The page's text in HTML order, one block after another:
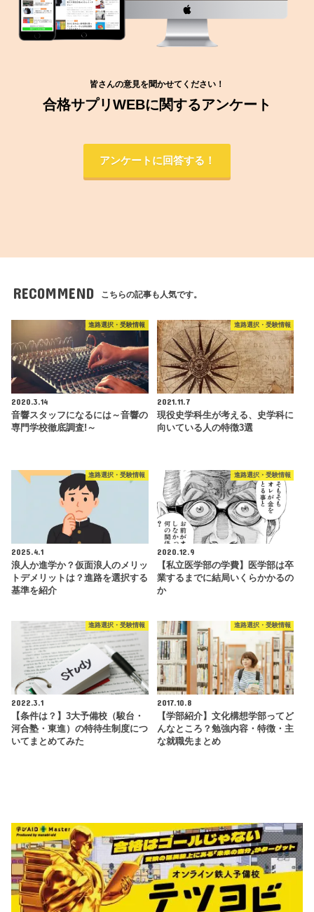
皆さんの意見を聞かせてください！
合格サプリWEBに関するアンケート
アンケートに回答する！
RECOMMEND こちらの記事も人気です。
進路選択・受験情報
2020.3.14
音響スタッフになるには～音響の
専門学校徹底調査!～
進路選択・受験情報
2021.11.7
現役史学科生が考える、史学科に
向いている人の特徴3選
進路選択・受験情報
2025.4.1
浪人か進学か？仮面浪人のメリッ
トデメリットは？進路を選択する
基準を紹介
進路選択・受験情報
2020.12.9
【私立医学部の学費】医学部は卒
業するまでに結局いくらかかるの
か
進路選択・受験情報
2022.3.1
【条件は？】3大予備校（駿台・
河合塾・東進）の特待生制度につ
いてまとめてみた
進路選択・受験情報
2017.10.8
【学部紹介】文化構想学部ってど
んなところ？勉強内容・特徴・主
な就職先まとめ